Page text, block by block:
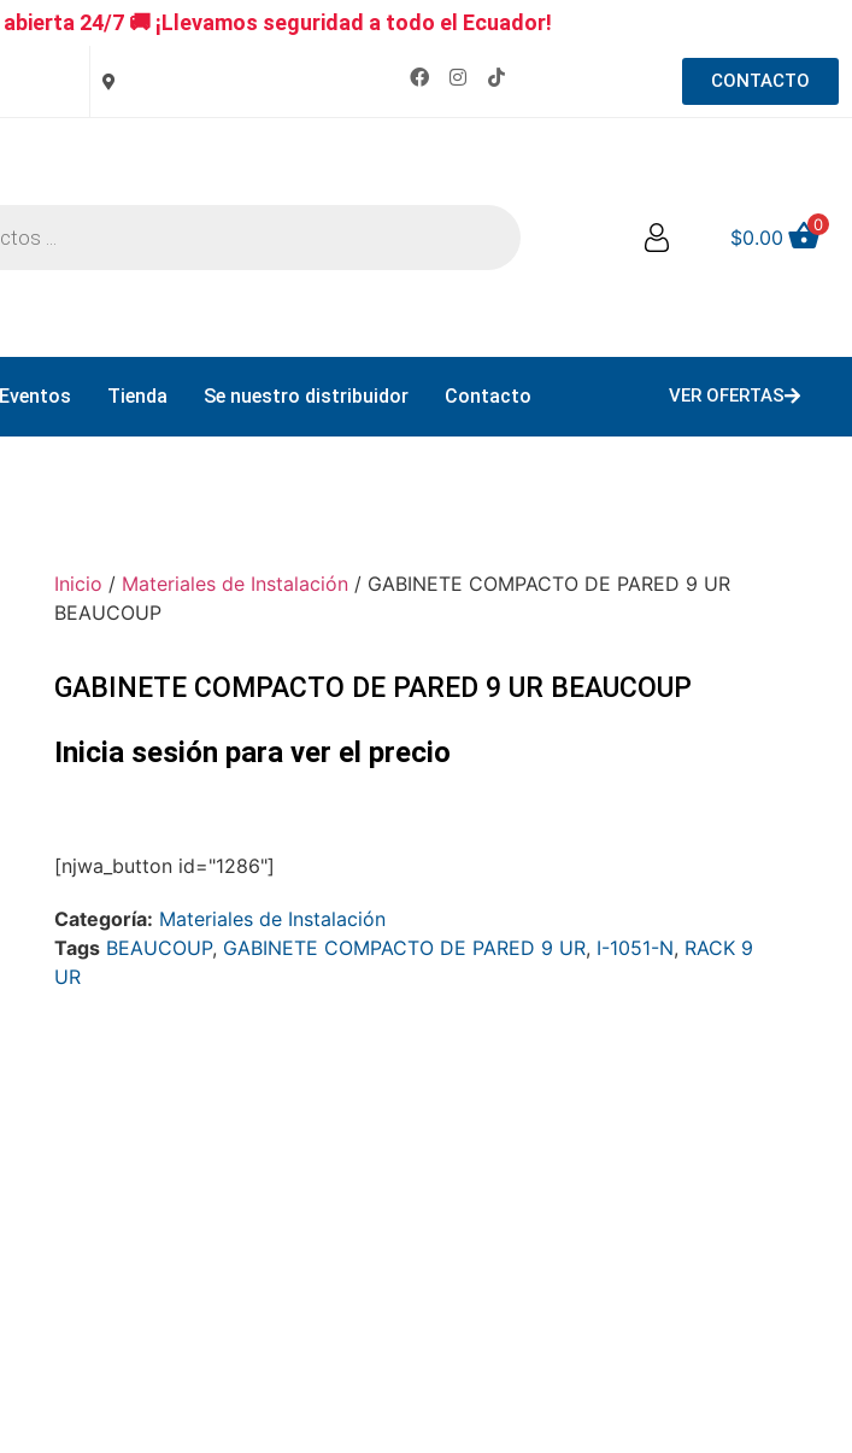
24/7 🚚 ¡Llevamos seguridad a todo el Ecuador!
CONTACTO
$0.00
0
Eventos Tienda Se nuestro distribuidor Contacto VER OFERTAS
Inicio / Materiales de Instalación / GABINETE COMPACTO DE PARED 9 UR
BEAUCOUP
GABINETE COMPACTO DE PARED 9 UR BEAUCOUP
Inicia sesión para ver el precio
[njwa_button id="1286"]
Categoría: Materiales de Instalación
Tags BEAUCOUP, GABINETE COMPACTO DE PARED 9 UR, I-1051-N, RACK 9
UR